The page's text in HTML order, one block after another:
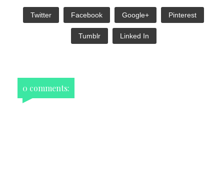
Twitter Facebook Google+ Pinterest
Tumblr Linked In
0 comments: